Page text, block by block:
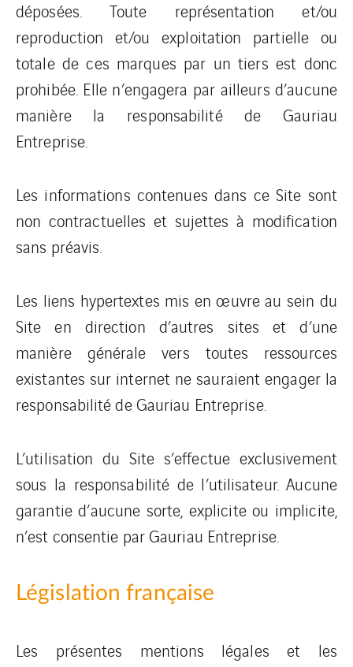
déposées. Toute représentation et/ou
reproduction et/ou exploitation partielle ou
totale de ces marques par un tiers est donc
prohibée. Elle n’engagera par ailleurs d’aucune
manière la responsabilité de Gauriau
Entreprise.
Les informations contenues dans ce Site sont
non contractuelles et sujettes à modification
sans préavis.
Les liens hypertextes mis en œuvre au sein du
Site en direction d’autres sites et d’une
manière générale vers toutes ressources
existantes sur internet ne sauraient engager la
responsabilité de Gauriau Entreprise.
L’utilisation du Site s’effectue exclusivement
sous la responsabilité de l’utilisateur. Aucune
garantie d’aucune sorte, explicite ou implicite,
n’est consentie par Gauriau Entreprise.
Législation française
Les présentes mentions légales et les